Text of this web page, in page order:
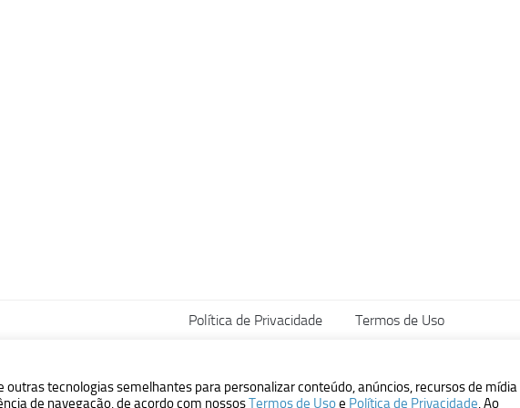
Política de Privacidade Termos de Uso
Direitos Reservados.
outras tecnologias semelhantes para personalizar conteúdo, anúncios, recursos de mídia
de navegação, de acordo com nossosTermos de Usoe Política de Privacidade. Ao